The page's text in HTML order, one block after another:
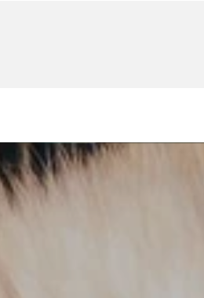
JEDNOU VĚTOU